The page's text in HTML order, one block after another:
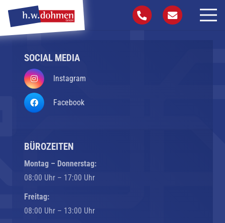
SOCIAL MEDIA
Instagram
Facebook
BÜROZEITEN
Montag – Donnerstag:
08:00 Uhr – 17:00 Uhr
Freitag:
08:00 Uhr – 13:00 Uhr